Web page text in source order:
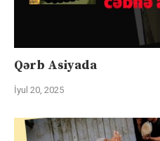
Qərb Asiyada
İyul 20, 2025